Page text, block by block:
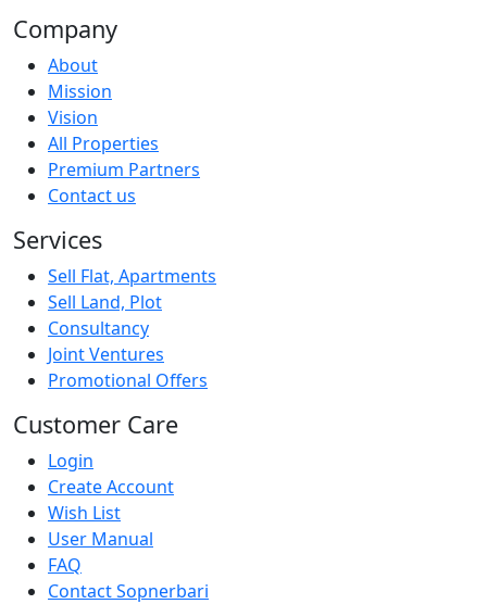
Company
About
Mission
Vision
All Properties
Premium Partners
Contact us
Services
Sell Flat, Apartments
Sell Land, Plot
Consultancy
Joint Ventures
Promotional Offers
Customer Care
Login
Create Account
Wish List
User Manual
FAQ
Contact Sopnerbari